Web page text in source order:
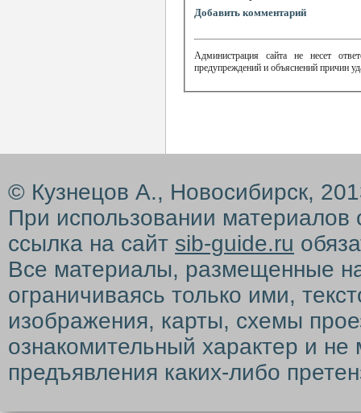
Добавить комментарий
Администрация сайта не несет
предупреждений и объяснений причин
© Кузнецов А., Новосибирск,
При использовании материалов
ссылка на сайт sib-guide.ru
Все материалы, размещенные
ограничиваясь только ими,
изображения, карты, схемы
ознакомительный характер и
предъявления каких-либо